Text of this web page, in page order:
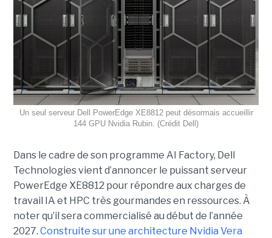
Un seul serveur Dell PowerEdge XE8812 peut désormais accueillir
144 GPU Nvidia Rubin. (Crédit Dell)
Dans le cadre de son programme AI Factory, Dell
Technologies vient d’annoncer le puissant serveur
PowerEdge XE8812 pour répondre aux charges de
travail IA et HPC très gourmandes en ressources. À
noter qu’il sera commercialisé au début de l’année
2027. Construite sur une architecture Nvidia Vera